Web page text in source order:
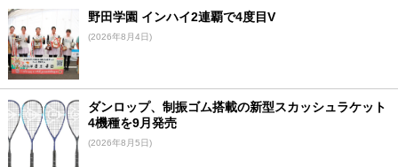
野田学園 インハイ2連覇で4度目V
(2026年8月4日)
ダンロップ、制振ゴム搭載の新型スカッシュラケット
4機種を9月発売
(2026年8月5日)